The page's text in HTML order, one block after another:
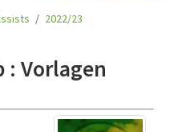
2022/23
: Vorlagen